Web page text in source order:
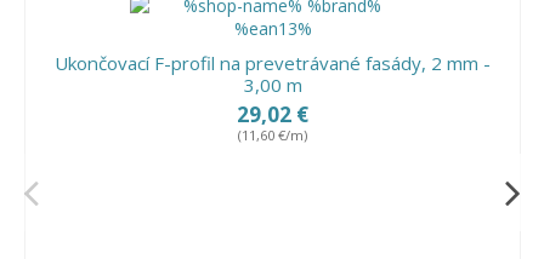
Ukončovací F-profil na prevetrávané fasády, 2 mm -
3,00 m
29,02 €
(11,60 €/m)